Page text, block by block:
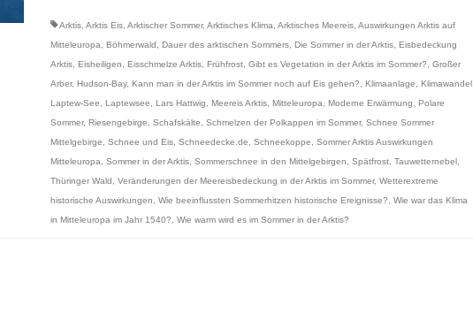
Arktis, Arktis Eis, Arktischer Sommer, Arktisches Klima Arktisches Meereis, Auswirkungen Arktis auf
Mitteleuropa
Böhmerwald Dauer des arktischen Sommers, Die Sommer in der Arktis, Eisbedeckung
Arktis, Eisheiligen Eisschmelze Arktis, Frühfrost, Gibt es Vegetation in der Arktis im Sommer?
Großer
Arber, Hudson-Bay, Kann man in der Arktis im Sommer noch auf Eis gehen? Klimaanlage Klimawandel,
Laptew-See
Laptewsee Lars Hattwig Meereis Arktis, Mitteleuropa Moderne Erwärmung
Polare
Sommer, Riesengebirge Schafskälte Schmelzen der Polkappen im Sommer, Schnee Sommer
Mittelgebirge
Schnee und Eis, Schneedecke.de Schneekoppe
Sommer Arktis Auswirkungen
Mitteleuropa
Sommer in der Arktis, Sommerschnee in den Mittelgebirgen Spätfrost, Tauwetternebel,
Thüringer Wald
Veränderungen der Meereisbedeckung in der Arktis im Sommer, Wetterextreme
historische Auswirkungen
Wie beeinflussten Sommerhitzen historische Ereignisse?
Wie war das Klima
in Mitteleuropa im Jahr 1540?
Wie warm wird es im Sommer in der Arktis?